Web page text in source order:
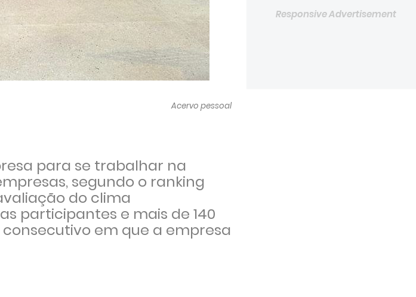
Acervo pessoal
para se trabalhar na
segundo o ranking
do clima
participantes e mais de 140
consecutivo em que a empresa
Responsive Advertisement